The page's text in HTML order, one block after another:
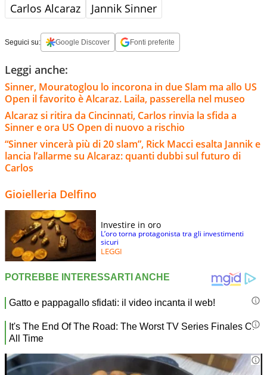
Carlos Alcaraz Jannik Sinner
Seguici su: Google Discover Fonti preferite
Leggi anche:
Sinner, Mouratoglou lo incorona in due Slam ma allo US
Open il favorito è Alcaraz. Laila, passerella nel museo
Alcaraz si ritira da Cincinnati, Carlos rinvia la sfida a
Sinner e ora US Open di nuovo a rischio
“Sinner vincerà più di 20 slam”, Rick Macci esalta Jannik e
lancia l’allarme su Alcaraz: quanti dubbi sul futuro di
Carlos
Gioielleria Delfino
Investire in oro
L’oro torna protagonista tra gli investimenti
sicuri
LEGGI